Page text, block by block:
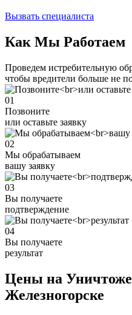
Вызвать специалиста
Как Мы Работаем
Проведем истребительную
чтобы вредители больше не
01
Позвоните
или оставьте заявку
02
Мы обрабатываем
вашу заявку
03
Вы получаете
подтверждение
04
Вы получаете
результат
Цены на
Железногорске